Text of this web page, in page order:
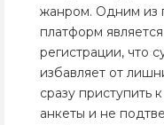
жанром. Одним из
платформ
регистрации, что
избавляет от
сразу приступить
анкеты и не